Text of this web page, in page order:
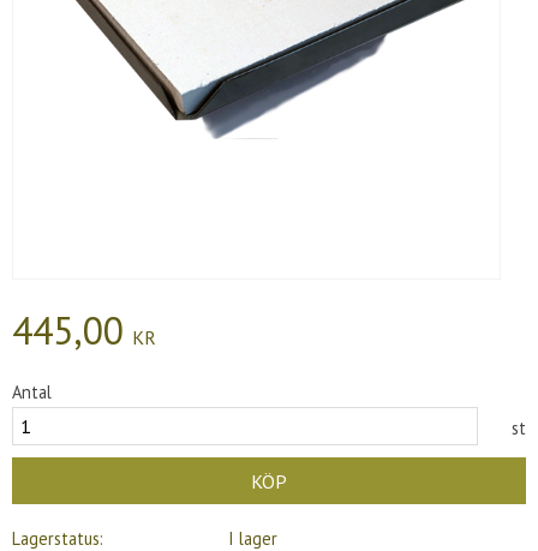
445,00 KR
Antal
st
KÖP
Lagerstatus
I lager